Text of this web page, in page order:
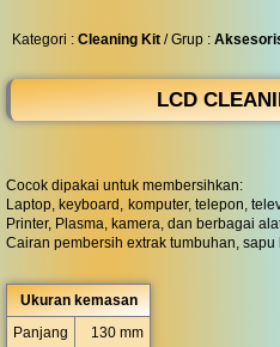
Kategori : Cleaning Kit / Grup :
LCD
Cocok dipakai untuk membersihkan:
Laptop, keyboard, komputer, telepon,
Printer, Plasma, kamera, dan berbagai
Cairan pembersih extrak tumbuhan,
Ukuran kemasan
Panjang
130 mm